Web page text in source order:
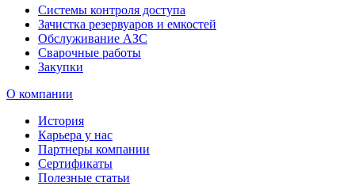
Системы контроля доступа
Зачистка резервуаров и емкостей
Обслуживание АЗС
Сварочные работы
Закупки
О компании
История
Карьера у нас
Партнеры компании
Сертификаты
Полезные статьи